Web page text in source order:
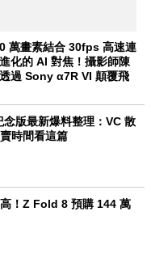
萬畫素結合 30fps 高速連
化的 AI 對焦！攝影師陳
過 Sony α7R VI 顛覆飛
版最新爆料整理：VC 散
時間看這篇
！Z Fold 8 預購 144 萬